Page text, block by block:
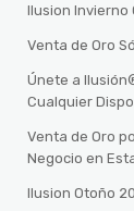
Ilusion Invierno
Venta de Oro
Únete a
Cualquier
Venta de Oro
Negocio en
Ilusion Otoño